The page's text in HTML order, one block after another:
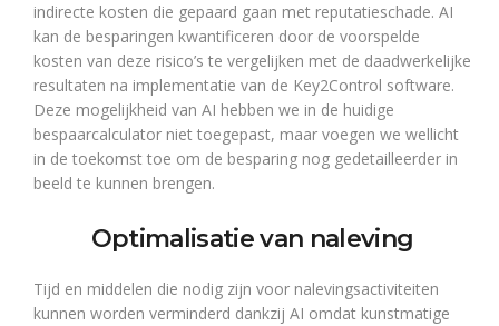
indirecte kosten die gepaard gaan met reputatieschade. AI
kan de besparingen kwantificeren door de voorspelde
kosten van deze risico’s te vergelijken met de daadwerkelijke
resultaten na implementatie van de Key2Control software.
Deze mogelijkheid van AI hebben we in de huidige
bespaarcalculator niet toegepast, maar voegen we wellicht
in de toekomst toe om de besparing nog gedetailleerder in
beeld te kunnen brengen.
Optimalisatie van naleving
Tijd en middelen die nodig zijn voor nalevingsactiviteiten
kunnen worden verminderd dankzij AI omdat kunstmatige